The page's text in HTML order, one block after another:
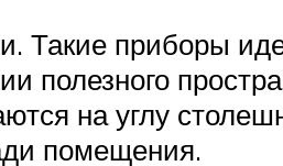
Такие приборы
полезного
на углу
помещения.